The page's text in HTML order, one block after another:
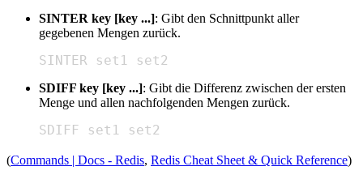
SINTER key [key ...]: Gibt den Schnittpunkt aller
gegebenen Mengen zurück.
SINTER set1 set2
SDIFF key [key ...]: Gibt die Differenz zwischen der ersten
Menge und allen nachfolgenden Mengen zurück.
SDIFF set1 set2
(Commands | Docs - Redis, Redis Cheat Sheet & Quick Reference)